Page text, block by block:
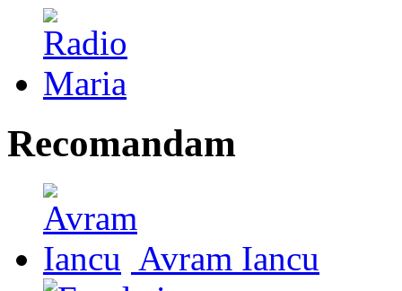
Recomandam
Avram Iancu